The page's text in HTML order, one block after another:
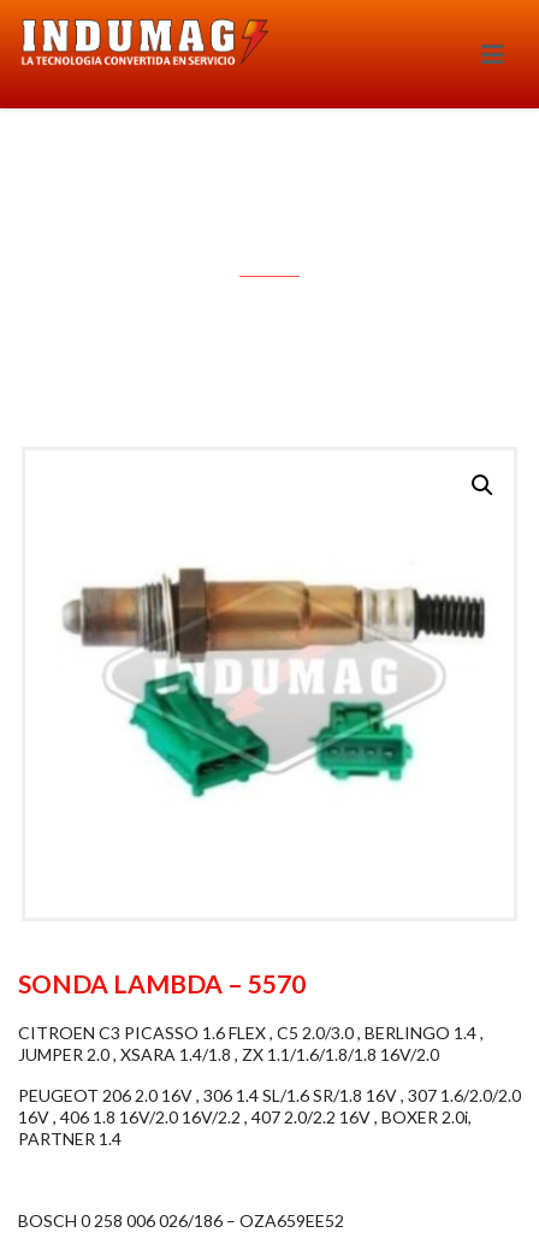
SONDA LAMBDA – 5570
CITROEN C3 PICASSO 1.6 FLEX , C5 2.0/3.0 , BERLINGO 1.4 ,
JUMPER 2.0 , XSARA 1.4/1.8 , ZX 1.1/1.6/1.8/1.8 16V/2.0
PEUGEOT 206 2.0 16V , 306 1.4 SL/1.6 SR/1.8 16V , 307 1.6/2.0/2.0
16V , 406 1.8 16V/2.0 16V/2.2 , 407 2.0/2.2 16V , BOXER 2.0i,
PARTNER 1.4
BOSCH 0 258 006 026/186 – OZA659EE52